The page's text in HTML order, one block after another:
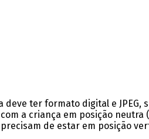
deve ter formato digital e
a criança em posição
de estar em posição